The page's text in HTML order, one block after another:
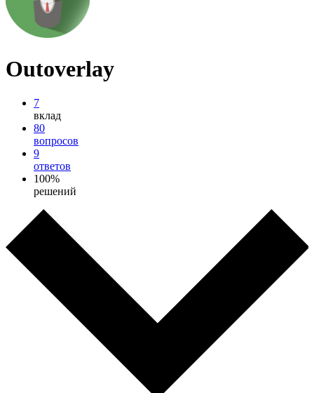
Outoverlay
7
вклад
80
вопросов
9
ответов
100%
решений